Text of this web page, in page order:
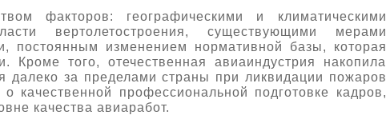
факторов: географическими и климатическими
вертолетостроения, существующими мерами
постоянным изменением нормативной базы, которая
Кроме того, отечественная авиаиндустрия накопила
далеко за пределами страны при ликвидации пожаров
качественной профессиональной подготовке кадров,
качества авиаработ.